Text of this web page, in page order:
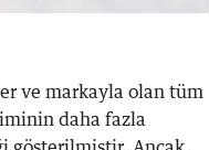
ve markayla olan tüm
daha fazla